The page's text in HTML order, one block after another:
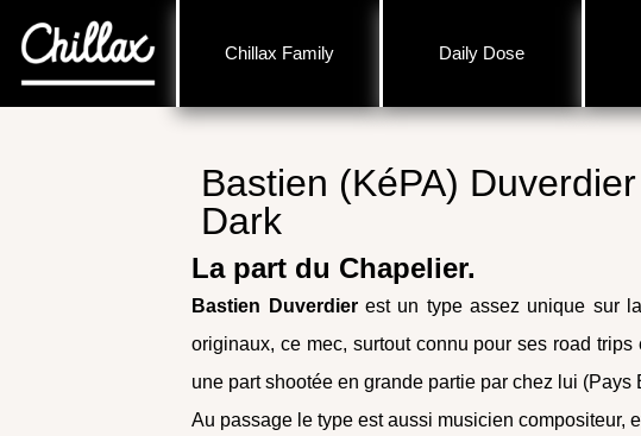
Chillax Family Daily Dose
Bastien (KéPA)
Dark
La part du Chapelier.
Bastien Duverdierest un type assez unique sur
originaux, ce mec, surtout connu pour ses road
une part shootée en grande partie par chez lui (Pays
Au passage le type est aussi musicien compositeur,